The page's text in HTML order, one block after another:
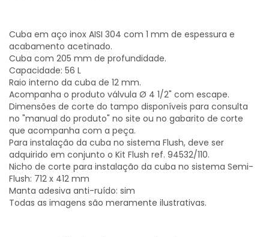
Cuba em aço inox AISI 304 com 1 mm de espessura e
acabamento acetinado.
Cuba com 205 mm de profundidade.
Capacidade: 56 L
Raio interno da cuba de 12 mm.
Acompanha o produto válvula Ø 4 1/2" com escape.
Dimensões de corte do tampo disponíveis para consulta
no "manual do produto" no site ou no gabarito de corte
que acompanha com a peça.
Para instalação da cuba no sistema Flush, deve ser
adquirido em conjunto o Kit Flush ref. 94532/110.
Nicho de corte para instalação da cuba no sistema Semi-
Flush: 712 x 412 mm
Manta adesiva anti-ruído: sim
Todas as imagens são meramente ilustrativas.